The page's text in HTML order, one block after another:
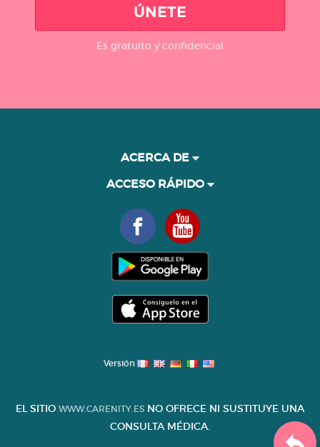
ÚNETE
Es gratuito y confidencial
ACERCA DE
ACCESO RÁPIDO
Versión
EL SITIO WWW.CARENITY.ES NO OFRECE NI SUSTITUYE UNA
CONSULTA MÉDICA.